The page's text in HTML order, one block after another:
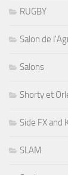
RUGBY
Salon de
Salons
Shorty et
Side FX and
SLAM